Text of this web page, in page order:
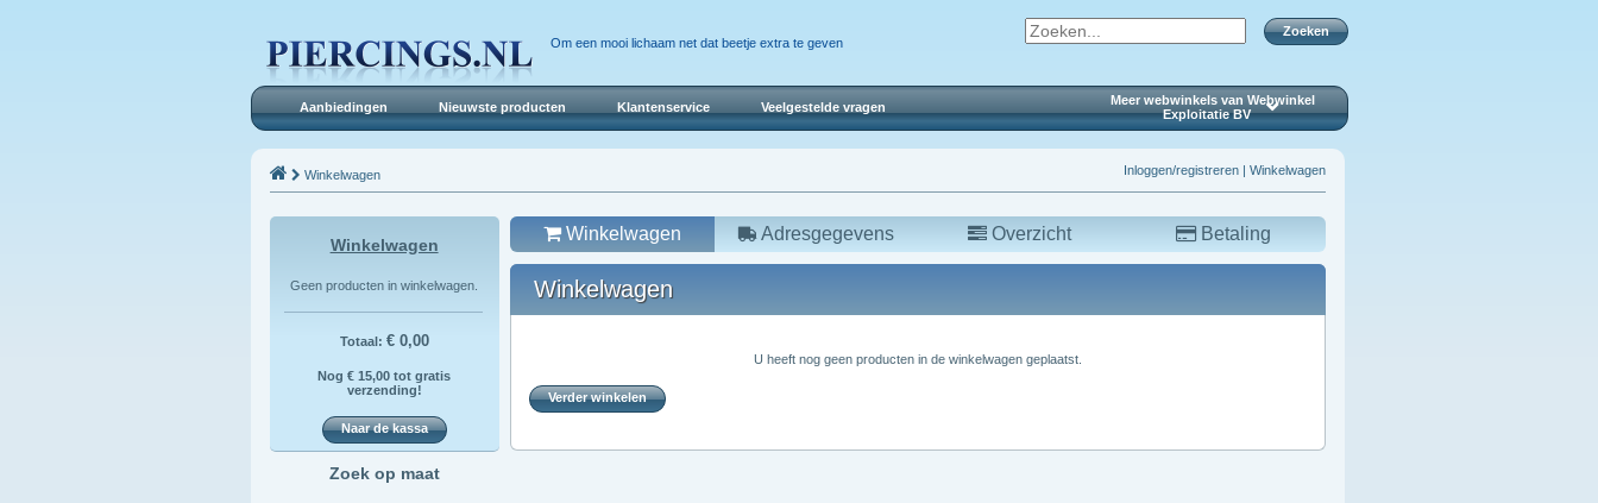
Om een mooi lichaam net dat beetje extra te geven
Zoeken
Aanbiedingen Nieuwste producten Klantenservice Veelgestelde vragen
Meer webwinkels van Webwinkel
Exploitatie BV
Inloggen/registreren| Winkelwagen
Winkelwagen
Winkelwagen
Geen producten in winkelwagen.
Totaal: € 0,00
Nog € 15,00 tot gratis
verzending!
Naar de kassa
Zoek op maat
Winkelwagen Adresgegevens Overzicht Betaling
Winkelwagen
U heeft nog geen producten in de winkelwagen geplaatst.
Verder winkelen